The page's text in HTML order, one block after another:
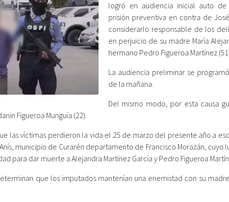
logró en audiencia inicial auto
prisión preventiva en contra de
considerarlo responsable de los
en perjuicio de su madre María
hermano Pedro Figueroa Martínez
La audiencia preliminar se
de la mañana.
Del mismo modo, por esta causa
Figueroa Munguía (22).
las víctimas perdieron la vida el 25 de marzo del presente año a
municipio de Curarén departamento de Francisco Morazán, cuyo
para dar muerte a Alejandra Martínez García y Pedro Figueroa
que los imputados mantenían una enemistad con su